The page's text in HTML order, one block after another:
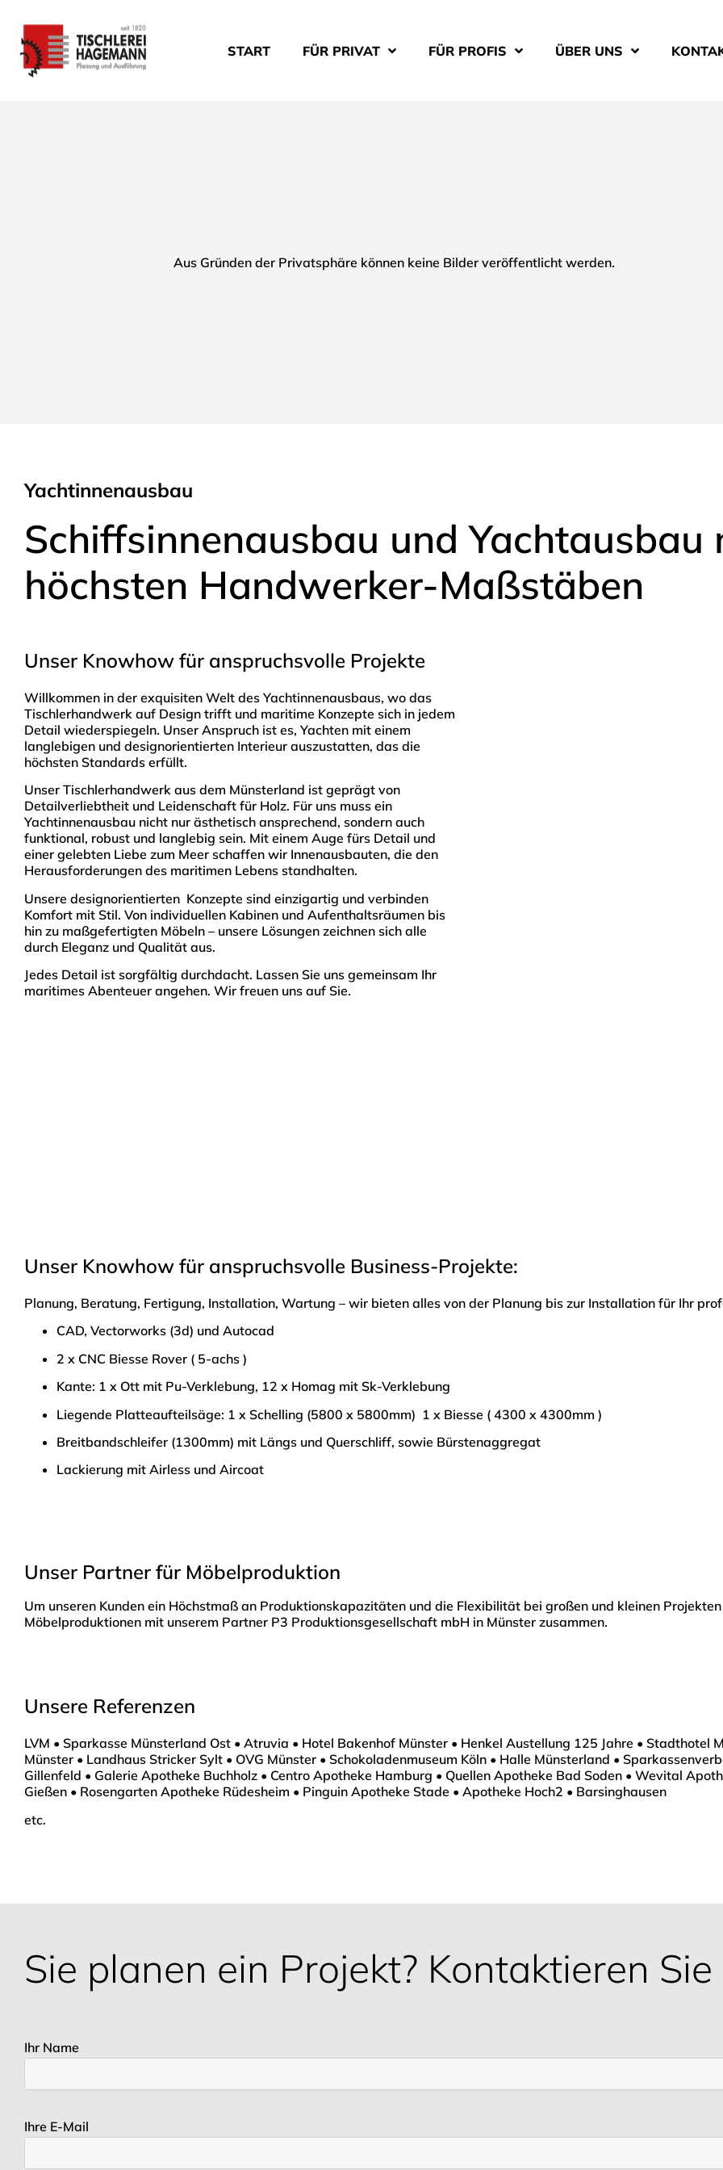
START FÜR PRIVAT FÜR PROFIS ÜBER UNS
Aus Gründen der Privatsphäre können keine Bilder veröffentlicht werden.
Yachtinnenausbau
Schiffsinnenausbau und Yachtausbau
höchsten Handwerker-Maßstäben
Unser Knowhow für anspruchsvolle Projekte
Willkommen in der exquisiten Welt des Yachtinnenausbaus, wo das
Tischlerhandwerk auf Design trifft und maritime Konzepte sich in jedem
Detail wiederspiegeln. Unser Anspruch ist es, Yachten mit einem
langlebigen und designorientierten Interieur auszustatten, das die
höchsten Standards erfüllt.
Unser Tischlerhandwerk aus dem Münsterland ist geprägt von
Detailverliebtheit und Leidenschaft für Holz. Für uns muss ein
Yachtinnenausbau nicht nur ästhetisch ansprechend, sondern auch
funktional, robust und langlebig sein. Mit einem Auge fürs Detail und
einer gelebten Liebe zum Meer schaffen wir Innenausbauten, die den
Herausforderungen des maritimen Lebens standhalten.
Unsere designorientierten Konzepte sind einzigartig und verbinden
Komfort mit Stil. Von individuellen Kabinen und Aufenthaltsräumen bis
hin zu maßgefertigten Möbeln – unsere Lösungen zeichnen sich alle
durch Eleganz und Qualität aus.
Jedes Detail ist sorgfältig durchdacht. Lassen Sie uns gemeinsam Ihr
maritimes Abenteuer angehen. Wir freuen uns auf Sie.
Unser Knowhow für anspruchsvolle Business-Projekte:
Planung, Beratung, Fertigung, Installation, Wartung – wir bieten alles von der Planung bis zur Installation für Ihr
CAD, Vectorworks (3d) und Autocad
2 x CNC Biesse Rover ( 5-achs )
Kante: 1 x Ott mit Pu-Verklebung, 12 x Homag mit Sk-Verklebung
Liegende Platteaufteilsäge: 1 x Schelling (5800 x 5800mm) 1 x Biesse ( 4300 x 4300mm )
Breitbandschleifer (1300mm) mit Längs und Querschliff, sowie Bürstenaggregat
Lackierung mit Airless und Aircoat
Unser Partner für Möbelproduktion
Um unseren Kunden ein Höchstmaß an Produktionskapazitäten und die Flexibilität bei großen und kleinen
Möbelproduktionen mit unserem Partner P3 Produktionsgesellschaft mbH in Münster zusammen.
Unsere Referenzen
LVM • Sparkasse Münsterland Ost • Atruvia • Hotel Bakenhof Münster • Henkel Austellung 125 Jahre • Stadthotel
Münster • Landhaus Stricker Sylt • OVG Münster • Schokoladenmuseum Köln • Halle Münsterland •
Gillenfeld • Galerie Apotheke Buchholz • Centro Apotheke Hamburg • Quellen Apotheke Bad Soden • Wevital
Gießen • Rosengarten Apotheke Rüdesheim • Pinguin Apotheke Stade • Apotheke Hoch2 • Barsinghausen
etc.
Sie planen ein Projekt? Kontaktieren Sie
Ihr Name
Ihre E-Mail